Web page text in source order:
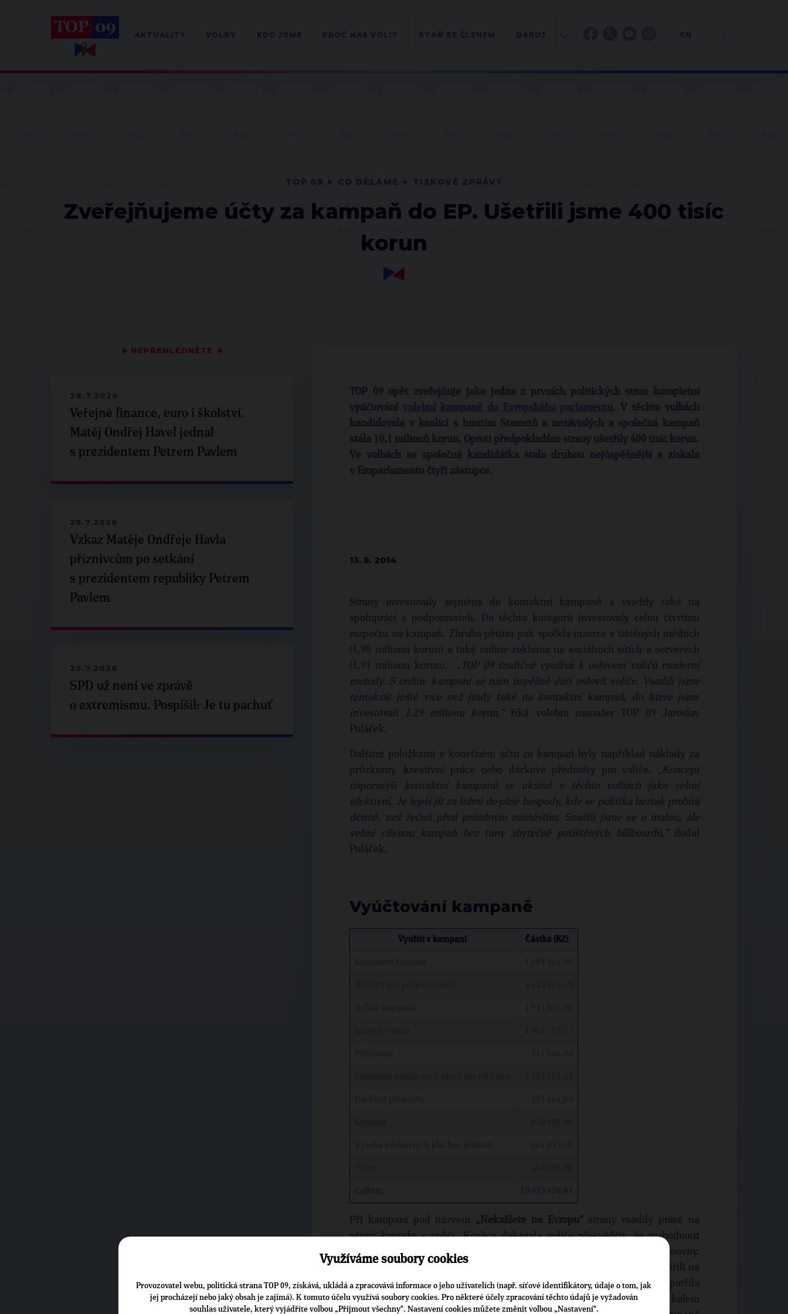
Zveřejňujeme účty za kampaň do EP. Ušetřili jsme 400 tisíc
korun
▶ NEPŘEHLÉDNĚTE ◀
28.7.2026
Veřejné finance, euro i školství.
Matěj Ondřej Havel jednal
s prezidentem Petrem Pavlem
29.7.2026
Vzkaz Matěje Ondřeje Havla
příznivcům po setkání
s prezidentem republiky Petrem
Pavlem
29.7.2026
SPD už není ve zprávě
o extremismu. Pospíšil: Je tu pachuť
TOP 09 opět zveřejňuje jako jedna z prvních politických stran kompletní
vyúčtování
. V těchto volbách
kandidovala v koalici s hnutím Starostů a nezávislých a společná kampaň
stála 10,1 milionů korun. Oproti předpokladům strany ušetřily 400 tisíc korun.
Ve volbách se společná kandidátka stala druhou nejúspěšnější a získala
v Eroparlamentu čtyři zástupce.
13. 8. 2014
Strany investovaly zejména do kontaktní kampaně a vsadily také na
spolupráci s podporovateli. Do těchto kategorií investovaly celou čtvrtinu
rozpočtu na kampaň. Zhruba pětinu pak spolkla inzerce v tištěných médiích
(1,98 milionu korun) a také online-reklama na sociálních sítích a serverech
(1,91 milionu korun). „ TOP 09 tradičně využívá k oslovení voličů moderní
metody. S online kampaní se nám úspěšně daří oslovit voliče. Vsadili jsme
tentokrát ještě více než jindy také na kontaktní kampaň, do které jsme
investovali 1,29 milionu korun,“říká volební manažer TOP 09 Jaroslav
Poláček.
Dalšími položkami v konečném účtu za kampaň byly například náklady za
průzkumy, kreativní práce nebo dárkové předměty pro voliče. „ Koncept
úspornější kontaktní kampaně se ukázal v těchto volbách jako velmi
efektivní. Je lepší jít za lidmi do plné hospody, kde se politika beztak probírá
denně, než řečnit před prázdným náměstím. Snažili jsme se o malou, ale
velmi cílenou kampaň bez tuny zbytečně potištěných billboardů,“dodal
Poláček.
Vyúčtování kampaně
Využití v kampani Částka (Kč)
Při kampani pod názvem „Nekašlete na Evropu“strany vsadily právě na
přímý kontakt s voliči. Koalice dokázala voliče přesvědčit, že rozhodnout
v eurovolbách je stejně důležité jako přijít k volbám do poslanecké sněmovny.
„Politika se dělá u piva
“ se kandidáti TOP 09 a Starostů zaměřili na
oslovení mladých voličů s aktuálním evropskými tématy. Mezi ty patřila
především bezpečnost v Evropě vůči Rusku, vysvětlování mýtů kolem
Využíváme soubory cookies
Provozovatel webu, politická strana TOP 09, získává, ukládá a zpracovává informace o jeho uživatelích (např. síťové identifikátory, údaje o tom, jak
jej procházejí nebo jaký obsah je zajímá). K tomuto účelu využívá soubory cookies. Pro některé účely zpracování těchto údajů je vyžadován
souhlas uživatele, který vyjádříte volbou „Přijmout všechny“. Nastavení cookies můžete změnit volbou „Nastavení“.